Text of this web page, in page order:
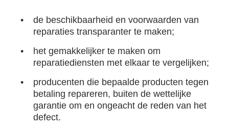
de beschikbaarheid en voorwaarden van
reparaties transparanter te maken;
het gemakkelijker te maken om
reparatiediensten met elkaar te vergelijken;
producenten die bepaalde producten tegen
betaling repareren, buiten de wettelijke
garantie om en ongeacht de reden van het
defect.